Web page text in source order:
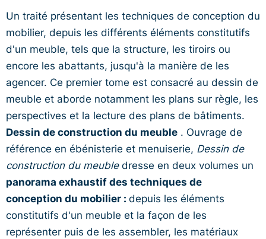
Un traité présentant les techniques de conception du
mobilier, depuis les différents éléments constitutifs
d'un meuble, tels que la structure, les tiroirs ou
encore les abattants, jusqu'à la manière de les
agencer. Ce premier tome est consacré au dessin de
meuble et aborde notamment les plans sur règle, les
perspectives et la lecture des plans de bâtiments.
Dessin de construction du meuble . Ouvrage de
référence en ébénisterie et menuiserie, Dessin de
construction du meubledresse en deux volumes un
panorama exhaustif des techniques de
conception du mobilier : depuis les éléments
constitutifs d'un meuble et la façon de les
représenter puis de les assembler, les matériaux